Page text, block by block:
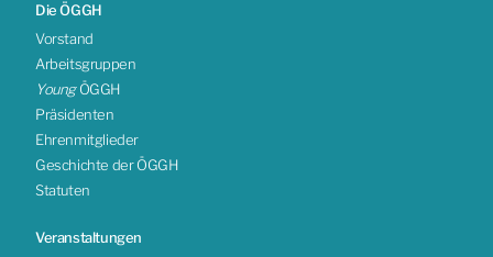
Die ÖGGH
Vorstand
Arbeitsgruppen
YoungÖGGH
Präsidenten
Ehrenmitglieder
Geschichte der ÖGGH
Statuten
Veranstaltungen